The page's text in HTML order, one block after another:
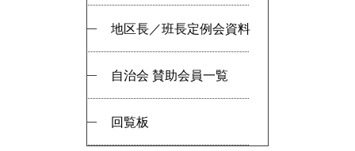
地区長／班長定例会資料
自治会 賛助会員一覧
回覧板